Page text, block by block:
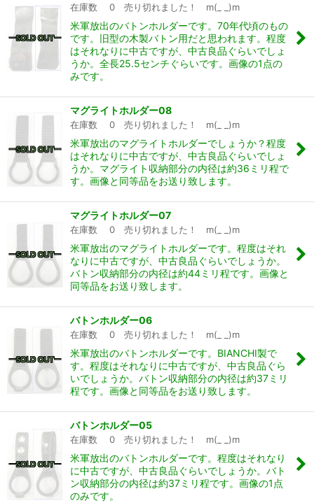
在庫数 0 売り切れました！ m(_ _)m
米軍放出のバトンホルダーです。70年代頃のもの
です。旧型の木製バトン用だと思われます。程度
はそれなりに中古ですが、中古良品ぐらいでしょ
うか。全長25.5センチぐらいです。画像の1点の
みです。
マグライトホルダー08
在庫数 0 売り切れました！ m(_ _)m
米軍放出のマグライトホルダーでしょうか？程度
はそれなりに中古ですが、中古良品ぐらいでしょ
うか。マグライト収納部分の内径は約36ミリ程で
す。画像と同等品をお送り致します。
マグライトホルダー07
在庫数 0 売り切れました！ m(_ _)m
米軍放出のマグライトホルダーです。程度はそれ
なりに中古ですが、中古良品ぐらいでしょうか。
バトン収納部分の内径は約44ミリ程です。画像と
同等品をお送り致します。
バトンホルダー06
在庫数 0 売り切れました！ m(_ _)m
米軍放出のバトンホルダーです。BIANCHI製で
す。程度はそれなりに中古ですが、中古良品ぐら
いでしょうか。バトン収納部分の内径は約37ミリ
程です。画像と同等品をお送り致します。
バトンホルダー05
在庫数 0 売り切れました！ m(_ _)m
米軍放出のバトンホルダーです。程度はそれなり
に中古ですが、中古良品ぐらいでしょうか。バト
ン収納部分の内径は約37ミリ程です。画像の1点
のみです。